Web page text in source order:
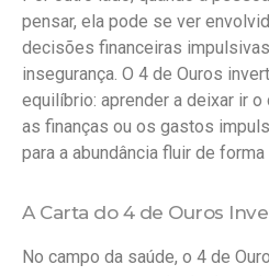
pensar, ela pode se ver
decisões financeiras
insegurança. O 4 de Ouros
equilíbrio: aprender a deixar ir
as finanças ou os gastos
para a abundância fluir de forma
A Carta do 4 de Ouros
No campo da saúde, o 4 de